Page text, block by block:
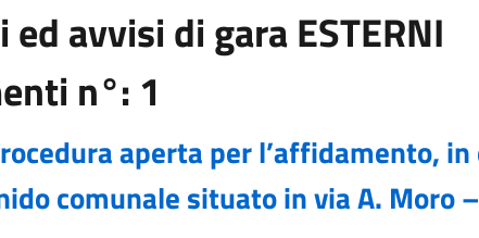
avvisi di gara ESTERNI
n°: 1
aperta per l’affidamento, in
comunale situato in via A.